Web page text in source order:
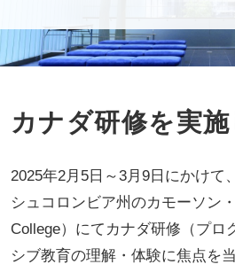
カナダ研修を実
2025年2月5日～3月9日にかけて
シュコロンビア州のカモーソン
College）にてカナダ研修（プロ
シブ教育の理解・体験に焦点を